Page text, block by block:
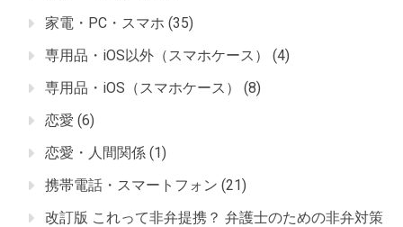
家電・PC・スマホ (35)
専用品・iOS以外（スマホケース）
(4)
専用品・iOS（スマホケース）
(8)
恋愛 (6)
恋愛・人間関係 (1)
携帯電話・スマートフォン (21)
改訂版 これって非弁提携？ 弁護士のための非弁対策